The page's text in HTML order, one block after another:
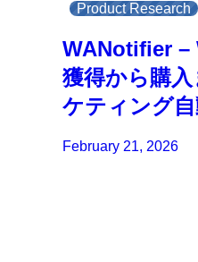
Product Research
WANotifier –
獲得から購
ケティング
February 21, 2026